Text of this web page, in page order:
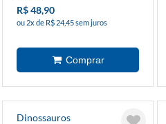
R$ 48,90
ou 2x de R$ 24,45 sem juros
Dinossauros